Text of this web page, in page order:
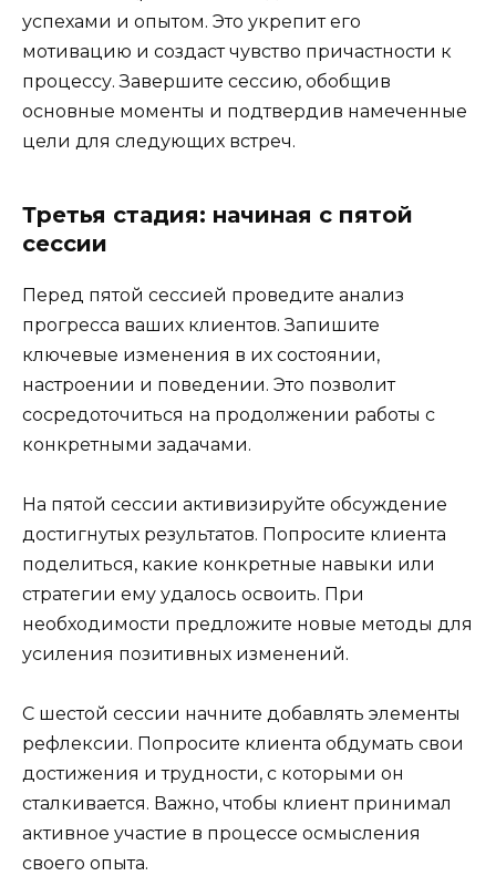
успехами и опытом. Это укрепит его
мотивацию и создаст чувство причастности к
процессу. Завершите сессию, обобщив
основные моменты и подтвердив намеченные
цели для следующих встреч.
Третья стадия: начиная с пятой
сессии
Перед пятой сессией проведите анализ
прогресса ваших клиентов. Запишите
ключевые изменения в их состоянии,
настроении и поведении. Это позволит
сосредоточиться на продолжении работы с
конкретными задачами.
На пятой сессии активизируйте обсуждение
достигнутых результатов. Попросите клиента
поделиться, какие конкретные навыки или
стратегии ему удалось освоить. При
необходимости предложите новые методы для
усиления позитивных изменений.
С шестой сессии начните добавлять элементы
рефлексии. Попросите клиента обдумать свои
достижения и трудности, с которыми он
сталкивается. Важно, чтобы клиент принимал
активное участие в процессе осмысления
своего опыта.